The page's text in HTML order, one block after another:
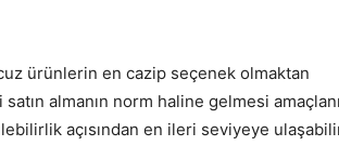
ürünlerin en cazip seçenek olmaktan
almanın norm haline gelmesi
açısından en ileri seviyeye